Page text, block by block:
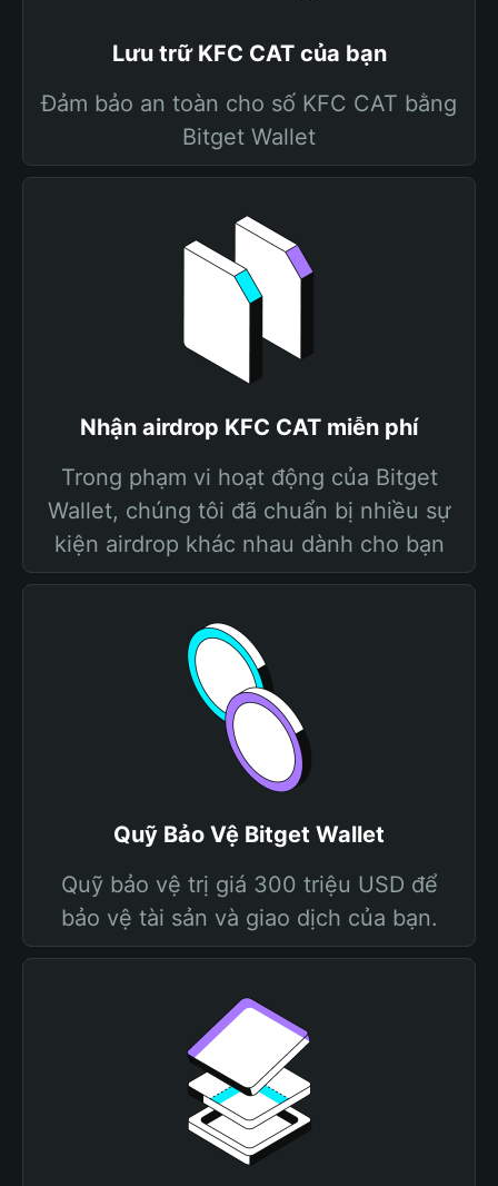
Lưu trữ KFC CAT của bạn
Đảm bảo an toàn cho số KFC CAT bằng
Bitget Wallet
Nhận airdrop KFC CAT miễn phí
Trong phạm vi hoạt động của Bitget
Wallet, chúng tôi đã chuẩn bị nhiều sự
kiện airdrop khác nhau dành cho bạn
Quỹ Bảo Vệ Bitget Wallet
Quỹ bảo vệ trị giá 300 triệu USD để
bảo vệ tài sản và giao dịch của bạn.